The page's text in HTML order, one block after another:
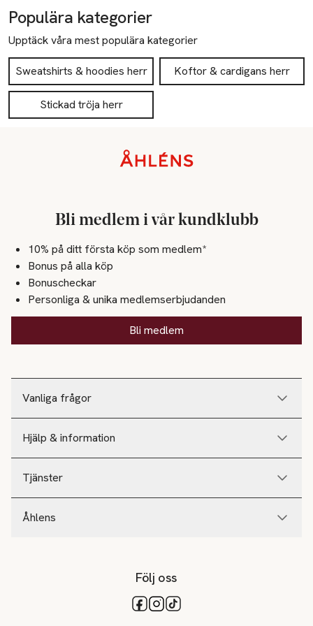
Populära kategorier
Upptäck våra mest populära kategorier
Sweatshirts & hoodies herr Koftor & cardigans herr
Stickad tröja herr
Vanliga frågor
Hjälp & information
Tjänster
Åhlens
Bli medlem i vår kundklubb
10% på ditt första köp som medlem*
Bonus på alla köp
Bonuscheckar
Personliga & unika medlemserbjudanden
Bli medlem
Följ oss